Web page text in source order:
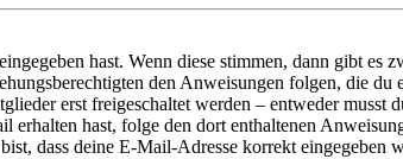
hast. Wenn diese stimmen, dann gibt es
den Anweisungen folgen, die
erst freigeschaltet werden – entweder musst
hast, folge den dort enthaltenen
dass deine E-Mail-Adresse korrekt eingegeben